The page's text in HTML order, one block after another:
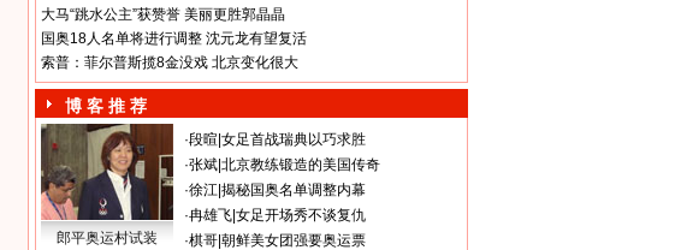
大马“跳水公主”获赞誉 美丽更胜郭晶晶
国奥18人名单将进行调整 沈元龙有望复活
索普：菲尔普斯揽8金没戏 北京变化很大
博 客 推 荐
郎平奥运村试装
·段暄 女足首战瑞典以巧求胜
·张斌 北京教练锻造的美国传奇
·徐江 揭秘国奥名单调整内幕
·冉雄飞 女足开场秀不谈复仇
·棋哥 朝鲜美女团强要奥运票